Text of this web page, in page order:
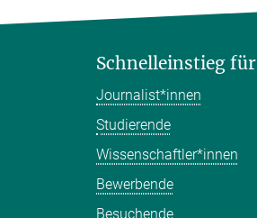
Schnelleinstieg für
Journalist*innen
Studierende
Wissenschaftler*innen
Bewerbende
Besuchende